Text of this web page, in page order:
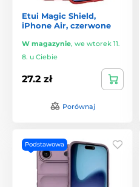
Etui Magic Shield,
iPhone Air, czerwone
W magazynie, we wtorek 11.
8. u Ciebie
27.2 zł
Porównaj
Podstawowa